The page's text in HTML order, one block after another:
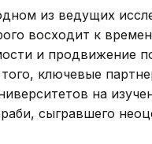
из ведущих
восходит к
и продвижение
ключевые
на
сыгравшего